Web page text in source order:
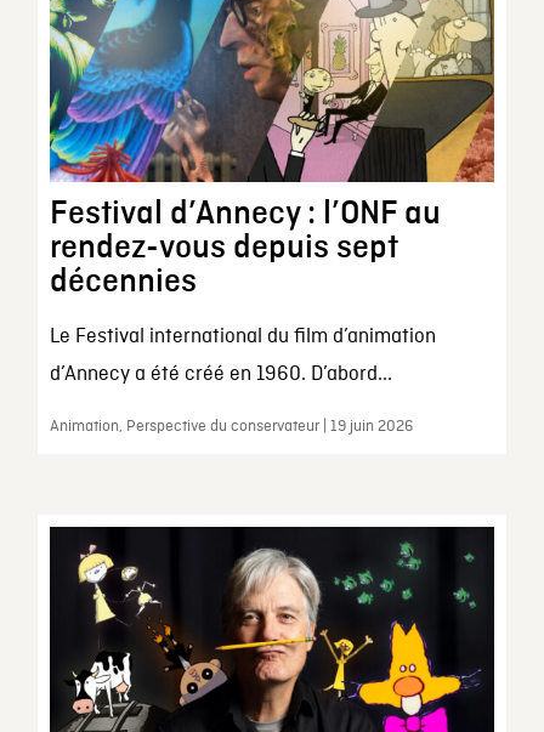
Festival d’Annecy : l’ONF au
rendez-vous depuis sept
décennies
Le Festival international du film d’animation
d’Annecy a été créé en 1960. D’abord...
Animation, Perspective du conservateur | 19 juin 2026